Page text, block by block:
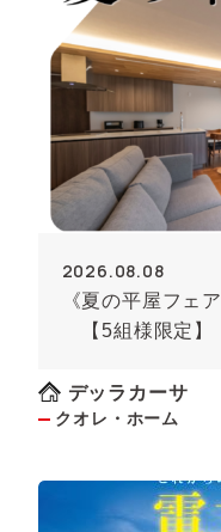
2026.08.08
《夏の平屋フェ
【5組様限定】
デッラカーサ
クオレ・ホーム